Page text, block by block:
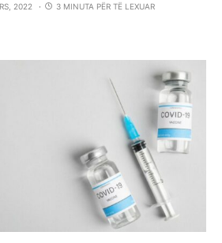
2022
3 MINUTA PËR TË LEXUAR